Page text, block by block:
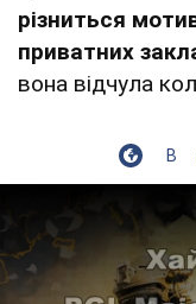
різниться
приватних
вона відчула